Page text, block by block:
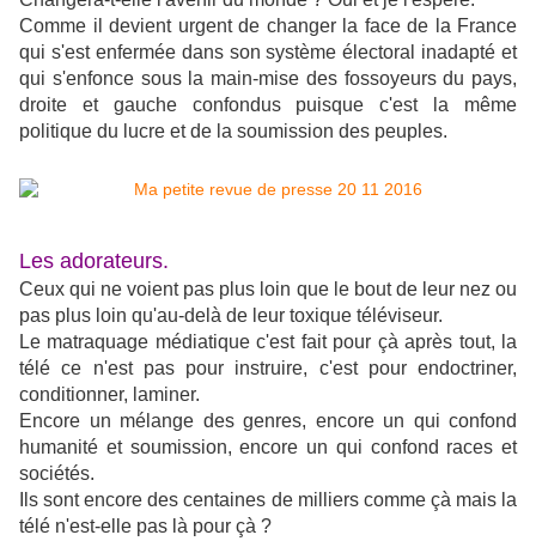
Comme il devient urgent de changer la face de la France
qui s'est enfermée dans son système électoral inadapté et
qui s'enfonce sous la main-mise des fossoyeurs du pays,
droite et gauche confondus puisque c'est la même
politique du lucre et de la soumission des peuples.
Les adorateurs.
Ceux qui ne voient pas plus loin que le bout de leur nez ou
pas plus loin qu'au-delà de leur toxique téléviseur.
Le matraquage médiatique c'est fait pour çà après tout, la
télé ce n'est pas pour instruire, c'est pour endoctriner,
conditionner, laminer.
Encore un mélange des genres, encore un qui confond
humanité et soumission, encore un qui confond races et
sociétés.
Ils sont encore des centaines de milliers comme çà mais la
télé n'est-elle pas là pour çà ?